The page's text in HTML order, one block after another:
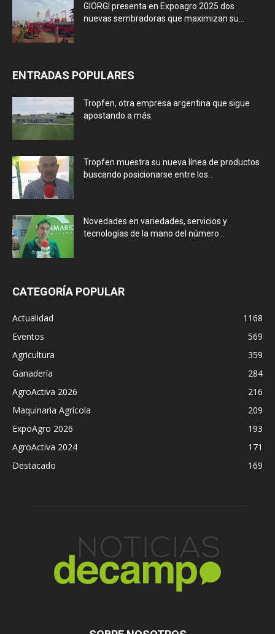
GIORGI presenta en Expoagro 2025 dos
nuevas sembradoras que maximizan su...
ENTRADAS POPULARES
Tropfen, otra empresa argentina que sigue
apostando a más.
Tropfen muestra su nueva línea de productos
buscando posicionarse entre los...
Novedades en variedades, servicios y
tecnologías de la mano del número...
CATEGORÍA POPULAR
Actualidad
1168
Eventos
569
Agricultura
359
Ganadería
284
AgroActiva 2026
216
Maquinaria Agrícola
209
ExpoAgro 2026
193
AgroActiva 2024
171
Destacado
169